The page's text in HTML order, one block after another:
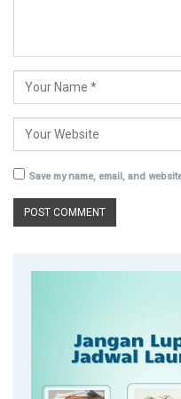
Save my name, email, and